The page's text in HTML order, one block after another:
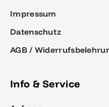
Impressum
Datenschutz
AGB /
Info & Service